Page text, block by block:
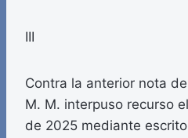
III
Contra la anterior nota
M. M. interpuso recurso
de 2025 mediante